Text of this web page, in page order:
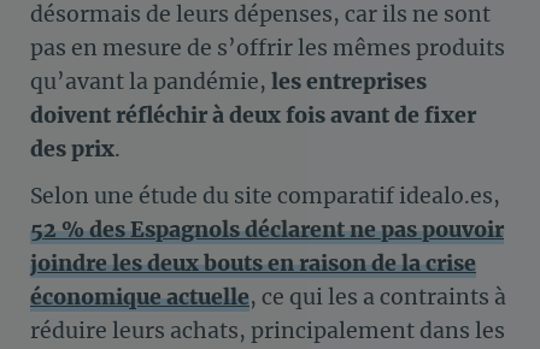
désormais de leurs dépenses, car ils ne sont
pas en mesure de s’offrir les mêmes produits
qu’avant la pandémie, les entreprises
doivent réfléchir à deux fois avant de fixer
des prix.
Selon une étude du site comparatif idealo.es,
52 % des Espagnols déclarent ne pas pouvoir
joindre les deux bouts en raison de la crise
économique actuelle, ce qui les a contraints à
réduire leurs achats, principalement dans les